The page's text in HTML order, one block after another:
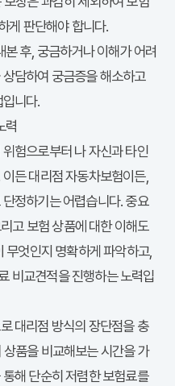
게 판단해야 합니다.
본 후, 궁금하거나 이해가 어려
담하여 궁금증을 해소하고
니다.
력
험으로부터 나 자신과 타인
다이렉트 자동차보험
이든 대리점 자동차보험이든,
정하기는 어렵습니다. 중요
고 보험 상품에 대한 이해도
무엇인지 명확하게 파악하고,
비교견적을 진행하는 노력입
다이렉트와
대리점 방식의 장단점을 충
품을 비교해보는 시간을 가
해 단순히 저렴한 보험료를